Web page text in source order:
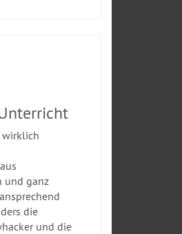
wirklich
und ganz
die
und die